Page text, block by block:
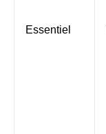
Essentiel